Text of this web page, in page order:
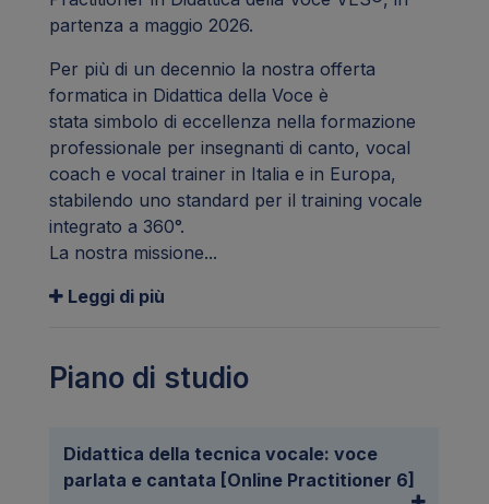
partenza a maggio 2026.
Per più di un decennio la nostra offerta
formatica in Didattica della Voce è
stata simbolo di eccellenza nella formazione
professionale per insegnanti di canto, vocal
coach e vocal trainer in Italia e in Europa,
stabilendo uno standard per il training vocale
integrato a 360°.
La nostra missione...
Leggi di più
Piano di studio
Didattica della tecnica vocale: voce
parlata e cantata [Online Practitioner 6]